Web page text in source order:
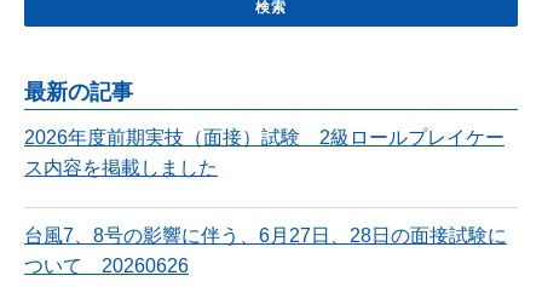
最新の記事
2026年度前期実技（面接）試験 2級ロールプレイケー
ス内容を掲載しました
台風7、8号の影響に伴う、6月27日、28日の面接試験に
ついて 20260626